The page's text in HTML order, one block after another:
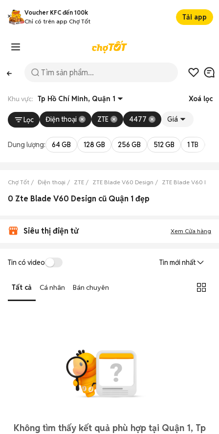
Voucher KFC đến 100k
Chỉ có trên app Chợ Tốt
Tải app
Khu vực: Tp Hồ Chí Minh, Quận 1 Xoá lọc
Lọc Điện thoại ZTE 4477 Giá
Dung lượng: 64 GB 128 GB 256 GB 512 GB 1 TB
Chợ Tốt Điện thoại ZTE ZTE Blade V60 Design ZTE Blade V60
0 Zte Blade V60 Design cũ Quận 1 đẹp
Siêu thị điện tử Xem Cửa hàng
Tin có video Tin mới nhất
Tất cả Cá nhân Bán chuyên
Không tìm thấy kết quả phù hợp tại Quận 1, Tp